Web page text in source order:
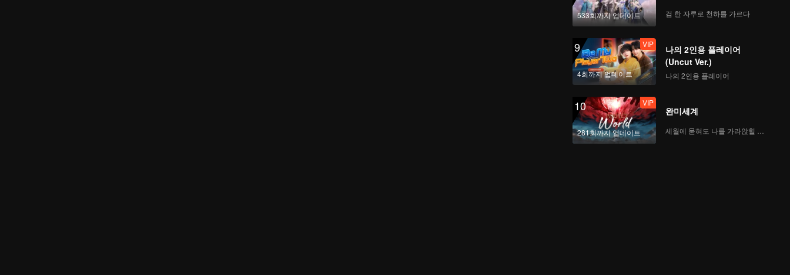
533회까지 업데이트 검 한 자루로 천하를 가르다
9
4회까지 업데이트
VIP
나의 2인용 플레이어
(Uncut Ver.)
나의 2인용 플레이어
10
281회까지 업데이트
VIP
완미세계